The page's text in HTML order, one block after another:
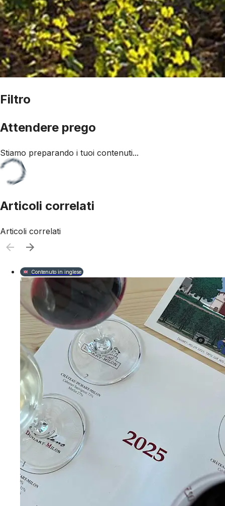
Filtro
Attendere prego
Stiamo preparando i tuoi contenuti...
Articoli correlati
Articoli correlati
Contenuto in inglese